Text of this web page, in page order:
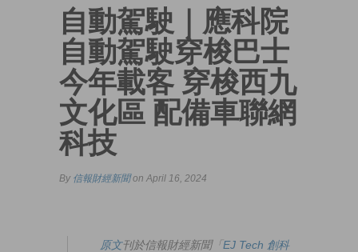
自動駕駛｜應科院
自動駕駛穿梭巴士
今年載客 穿梭西九
文化區 配備車聯網
科技
By 信報財經新聞on April 16, 2024
原文刊於信報財經新聞「EJ Tech 創科